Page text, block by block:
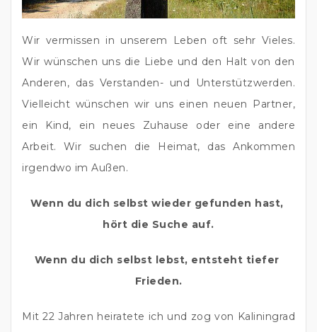
Wir vermissen in unserem Leben oft sehr Vieles.
Wir wünschen uns die Liebe und den Halt von den
Anderen, das Verstanden- und Unterstützwerden.
Vielleicht wünschen wir uns einen neuen Partner,
ein Kind, ein neues Zuhause oder eine andere
Arbeit. Wir suchen die Heimat, das Ankommen
irgendwo im Außen.
Wenn du dich selbst wieder gefunden hast,
hört die Suche auf.
Wenn du dich selbst lebst, entsteht tiefer
Frieden.
Mit 22 Jahren heiratete ich und zog von Kaliningrad